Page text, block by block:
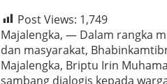
Post Views: 1,749
Majalengka, — Dalam rangka
dan masyarakat,
Majalengka, Briptu Irin
sambang dialogis kepada